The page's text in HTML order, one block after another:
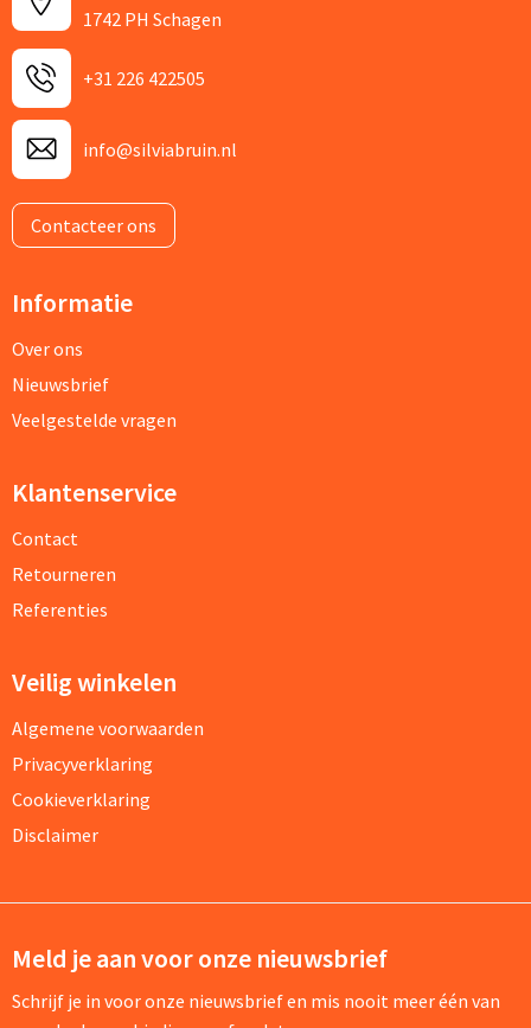
1742 PH Schagen
+31 226 422505
info@silviabruin.nl
Contacteer ons
Informatie
Over ons
Nieuwsbrief
Veelgestelde vragen
Klantenservice
Contact
Retourneren
Referenties
Veilig winkelen
Algemene voorwaarden
Privacyverklaring
Cookieverklaring
Disclaimer
Meld je aan voor onze nieuwsbrief
Schrijf je in voor onze nieuwsbrief en mis nooit meer één van